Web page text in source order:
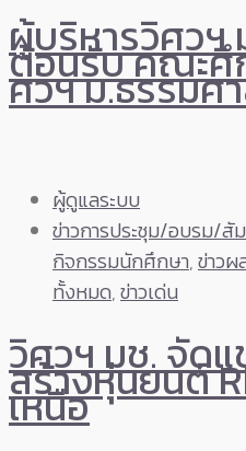
ผู้บริหารวิศวฯ
ต้อนรับ คณะศึ
ศวฯ ม.ธรรมศ
ผู้ดูแลระบบ
ข่าวการประชุม/อบรม/สั
กิจกรรมนักศึกษา,ข่าว
ทั้งหมด,ข่าวเด่น
วิศวฯ มช. จัด
สร้างหุ่นยนต์
เหนือ